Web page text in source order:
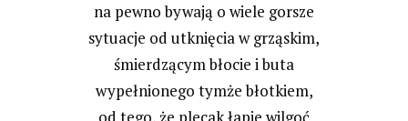
na pewno bywają o wiele gorsze
sytuacje od utknięcia w grząskim,
śmierdzącym błocie i buta
wypełnionego tymże błotkiem,